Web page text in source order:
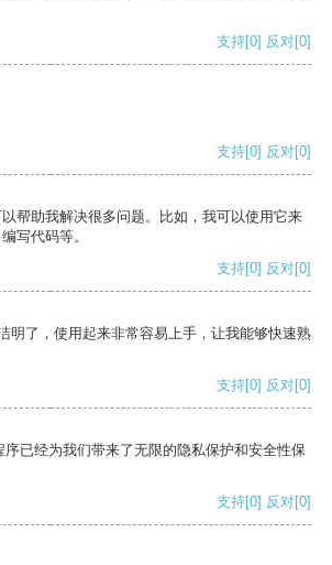
支持[0] 反对[0]
支持[0] 反对[0]
帮助我解决很多问题。比如，我可以使用它来
写代码等。
支持[0] 反对[0]
明了，使用起来非常容易上手，让我能够快速熟
支持[0] 反对[0]
已经为我们带来了无限的隐私保护和安全性保
支持[0] 反对[0]